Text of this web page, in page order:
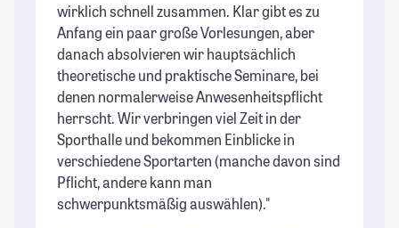
wirklich schnell zusammen. Klar gibt es zu
Anfang ein paar große Vorlesungen, aber
danach absolvieren wir hauptsächlich
theoretische und praktische Seminare, bei
denen normalerweise Anwesenheitspflicht
herrscht. Wir verbringen viel Zeit in der
Sporthalle und bekommen Einblicke in
verschiedene Sportarten (manche davon sind
Pflicht, andere kann man
schwerpunktsmäßig auswählen)."